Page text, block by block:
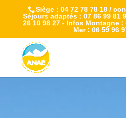
Siège : 04 72 78 78 18 /
Séjours adaptés : 07 86 99 81
26 10 98 27 - Infos Montagne :
Mer : 06 59 96